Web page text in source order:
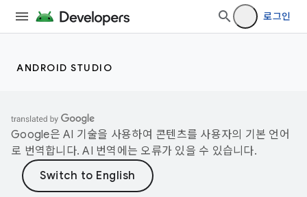
로그인
ANDROID STUDIO
Google은 AI 기술을 사용하여 콘텐츠를 사용자의 기본 언어
로 번역합니다. AI 번역에는 오류가 있을 수 있습니다.